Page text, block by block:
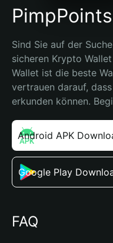
Sind Sie auf der
sicheren Krypto
Wallet ist die beste
vertrauen darauf,
erkunden können.
Android APK
Google Play
FAQ